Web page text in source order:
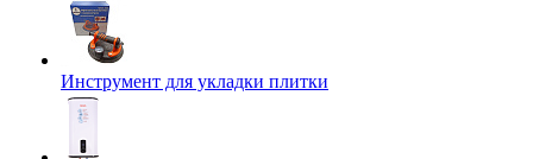
Инструмент для укладки плитки